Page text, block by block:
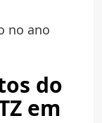
no ano
do
em